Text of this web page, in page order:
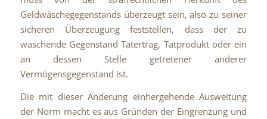
Geldwäschegegenstands überzeugt sein, also zu seiner
sicheren Überzeugung feststellen, dass der zu
waschende Gegenstand Tatertrag, Tatprodukt oder ein
an dessen Stelle getretener anderer
Vermögensgegenstand ist.
Die mit dieser Änderung einhergehende Ausweitung
der Norm macht es aus Gründen der Eingrenzung und